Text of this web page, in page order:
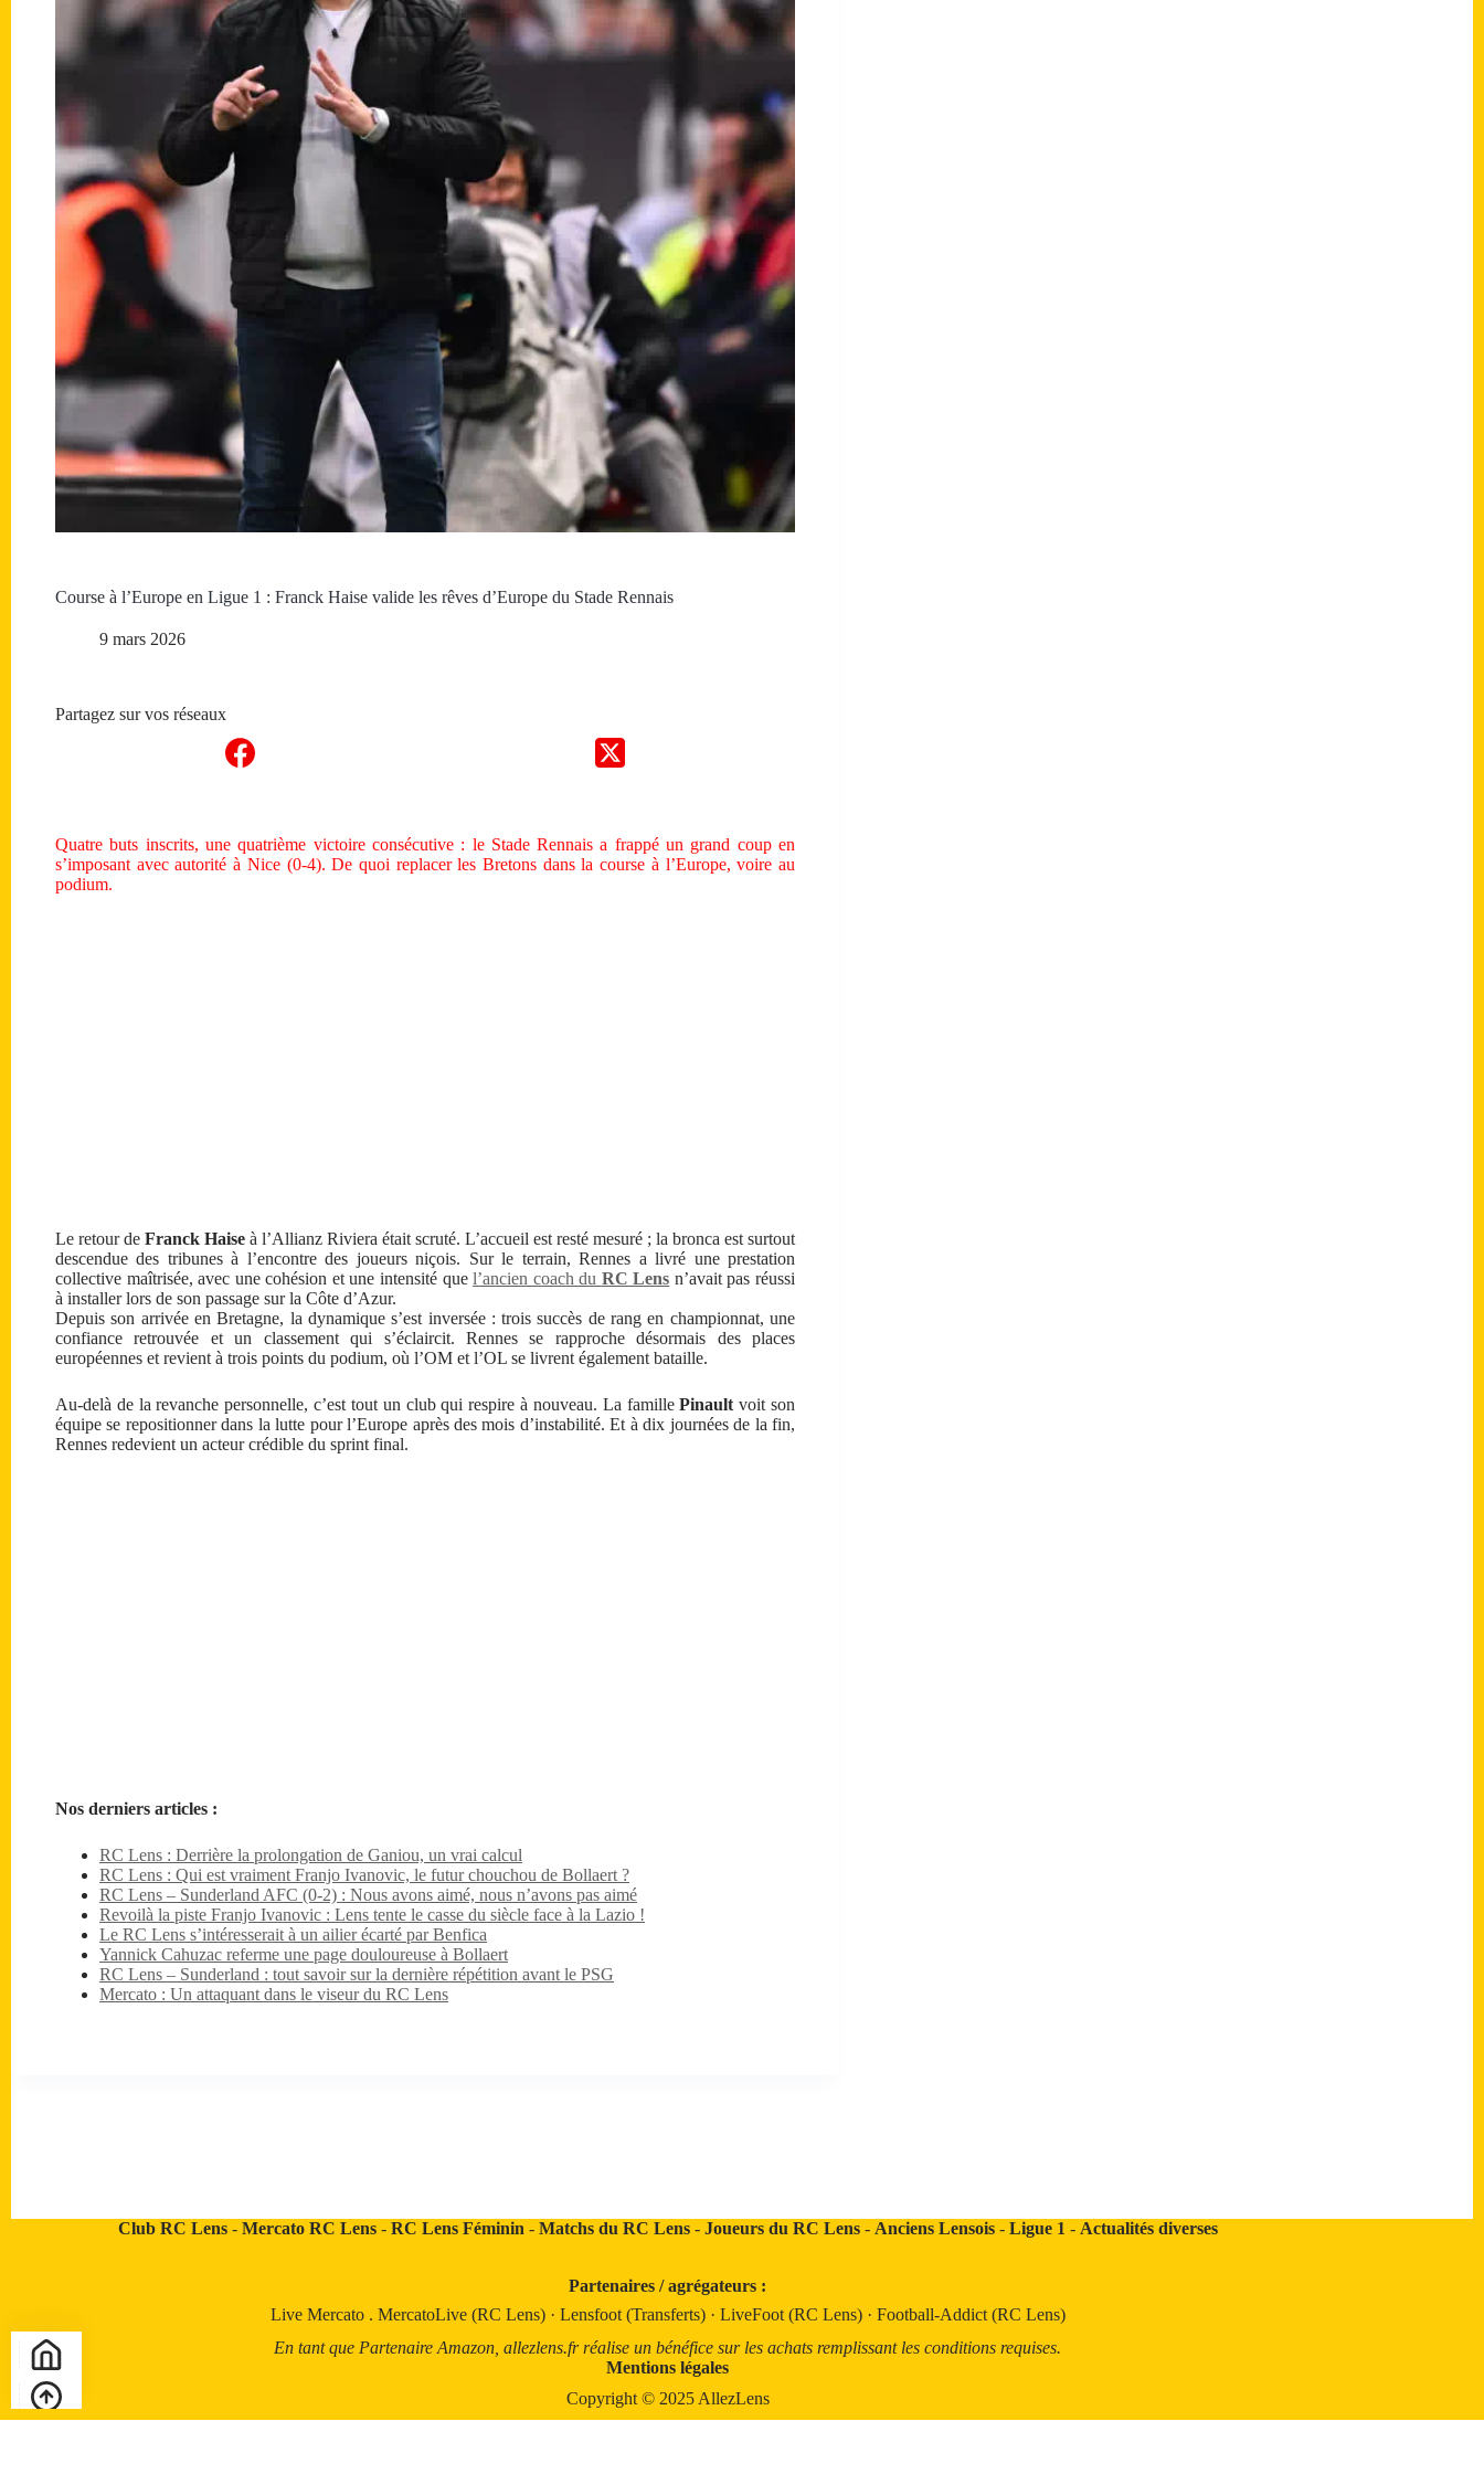
Course à l’Europe en Ligue 1 : Franck Haise valide les rêves d’Europe du Stade Rennais
9 mars 2026
Partagez sur vos réseaux
Quatre buts inscrits, une quatrième victoire consécutive : le Stade Rennais a frappé un grand coup en
s’imposant avec autorité à Nice (0-4). De quoi replacer les Bretons dans la course à l’Europe, voire au
podium.
Le retour de Franck Haise à l’Allianz Riviera était scruté. L’accueil est resté mesuré ; la bronca est surtout
descendue des tribunes à l’encontre des joueurs niçois. Sur le terrain, Rennes a livré une prestation
collective maîtrisée, avec une cohésion et une intensité quel’ancien coach du RC Lens n’avait pas réussi
à installer lors de son passage sur la Côte d’Azur.
Depuis son arrivée en Bretagne, la dynamique s’est inversée : trois succès de rang en championnat, une
confiance retrouvée et un classement qui s’éclaircit. Rennes se rapproche désormais des places
européennes et revient à trois points du podium, où l’OM et l’OL se livrent également bataille.
Au-delà de la revanche personnelle, c’est tout un club qui respire à nouveau. La famillePinault voit son
équipe se repositionner dans la lutte pour l’Europe après des mois d’instabilité. Et à dix journées de la fin,
Rennes redevient un acteur crédible du sprint final.
Nos derniers articles :
RC Lens : Derrière la prolongation de Ganiou, un vrai calcul
RC Lens : Qui est vraiment Franjo Ivanovic, le futur chouchou de Bollaert ?
RC Lens – Sunderland AFC (0-2) : Nous avons aimé, nous n’avons pas aimé
Revoilà la piste Franjo Ivanovic : Lens tente le casse du siècle face à la Lazio !
Le RC Lens s’intéresserait à un ailier écarté par Benfica
Yannick Cahuzac referme une page douloureuse à Bollaert
RC Lens – Sunderland : tout savoir sur la dernière répétition avant le PSG
Mercato : Un attaquant dans le viseur du RC Lens
Club RC Lens- Mercato RC Lens- RC Lens Féminin - Matchs du RC Lens- Joueurs du RC Lens- Anciens Lensois- Ligue 1 - Actualités diverses
Partenaires / agrégateurs :
Live Mercato . MercatoLive (RC Lens) · Lensfoot (Transferts) · LiveFoot (RC Lens) · Football-Addict (RC Lens)
En tant que Partenaire Amazon, allezlens.fr réalise un bénéfice sur les achats remplissant les conditions requises.
Mentions légales
Copyright © 2025 AllezLens